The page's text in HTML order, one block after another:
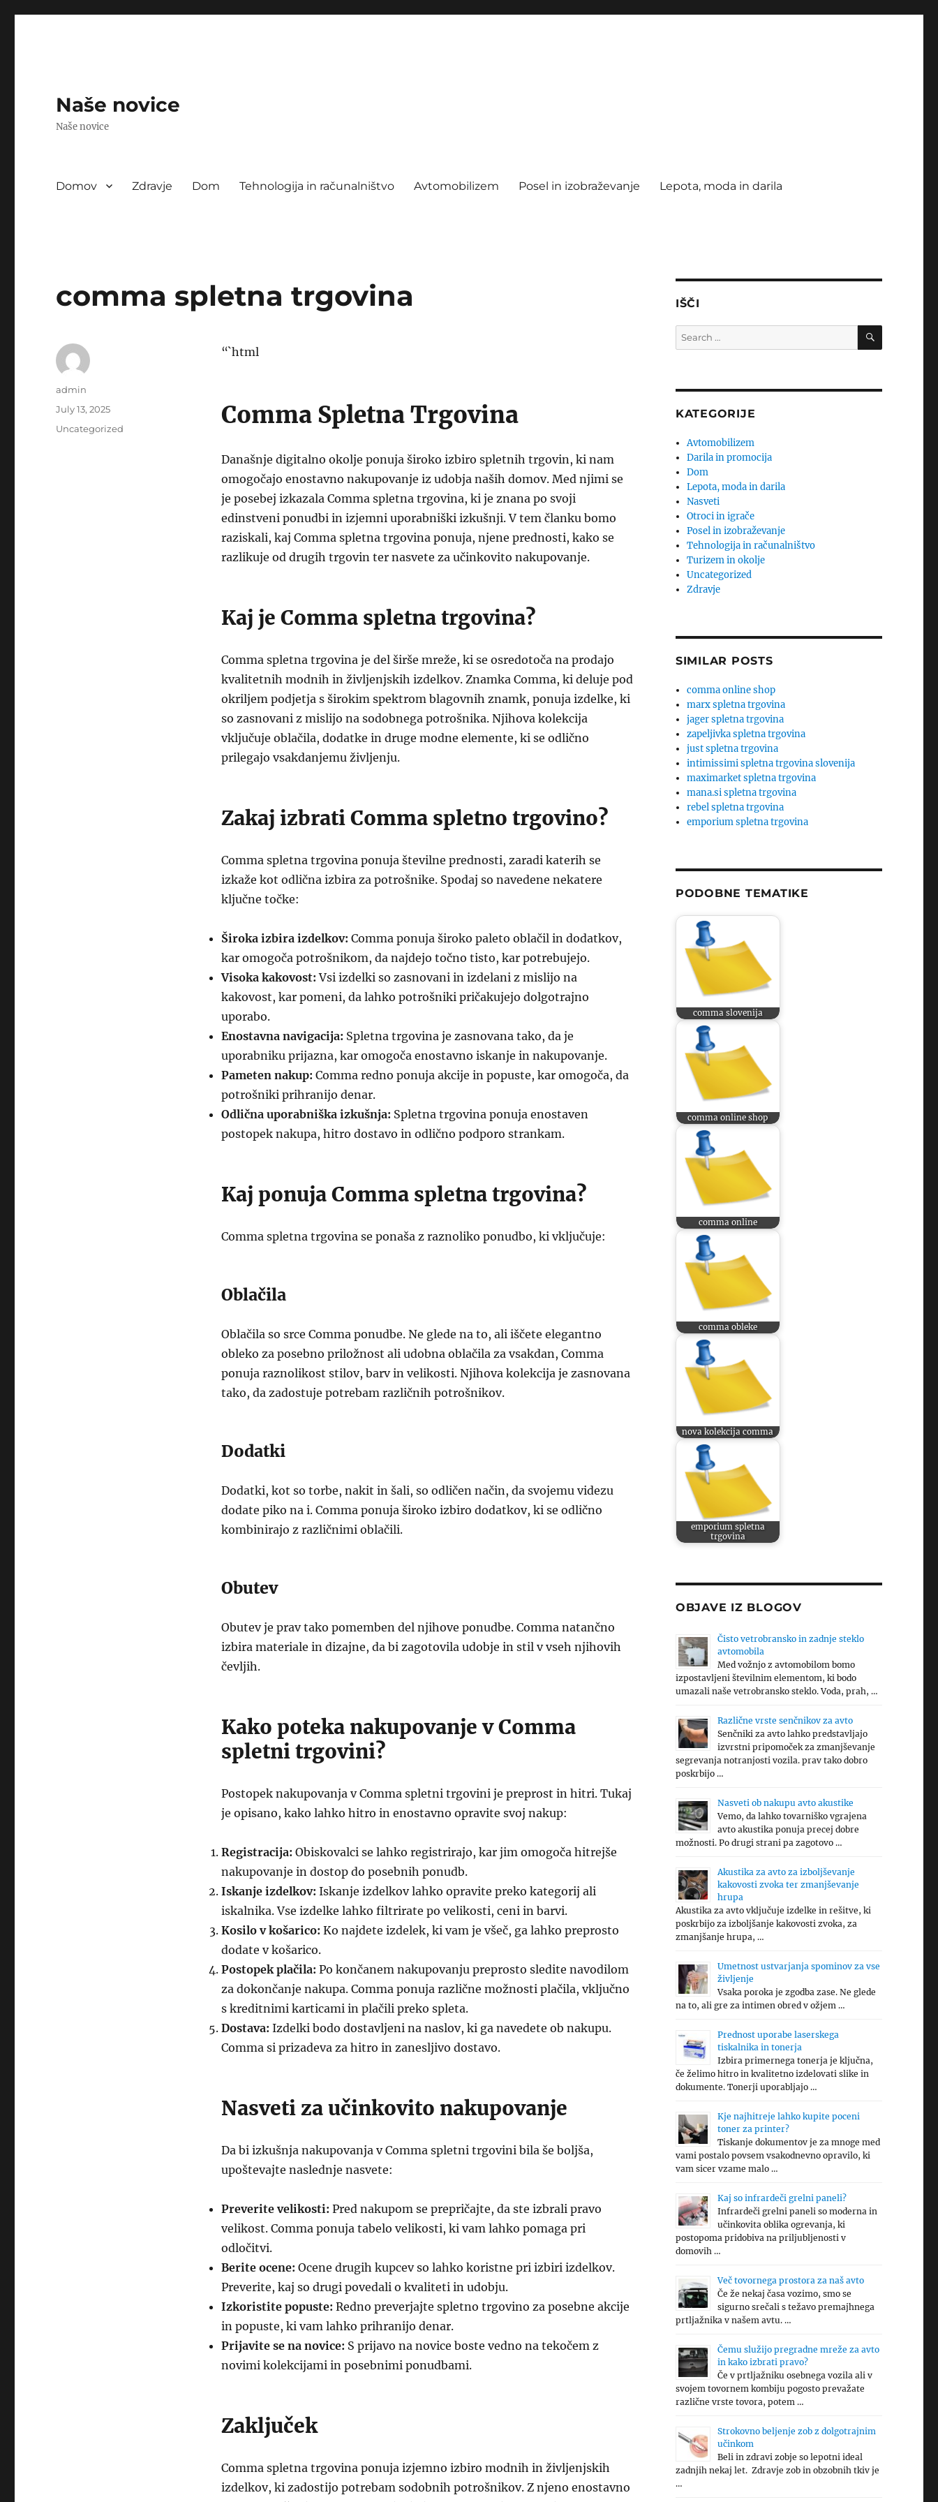
Naše novice
Naše novice
Domov Zdravje Dom Tehnologija in računalništvo Avtomobilizem Posel in izobraževanje Lepota, moda in darila
comma spletna trgovina
“`html
Comma Spletna Trgovina
Današnje digitalno okolje ponuja široko izbiro spletnih trgovin, ki nam
omogočajo enostavno nakupovanje iz udobja naših domov. Med njimi se
je posebej izkazala Comma spletna trgovina, ki je znana po svoji
edinstveni ponudbi in izjemni uporabniški izkušnji. V tem članku bomo
raziskali, kaj Comma spletna trgovina ponuja, njene prednosti, kako se
razlikuje od drugih trgovin ter nasvete za učinkovito nakupovanje.
Kaj je Comma spletna trgovina?
Comma spletna trgovina je del širše mreže, ki se osredotoča na prodajo
kvalitetnih modnih in življenjskih izdelkov. Znamka Comma, ki deluje pod
okriljem podjetja s širokim spektrom blagovnih znamk, ponuja izdelke, ki
so zasnovani z mislijo na sodobnega potrošnika. Njihova kolekcija
vključuje oblačila, dodatke in druge modne elemente, ki se odlično
prilegajo vsakdanjemu življenju.
Zakaj izbrati Comma spletno trgovino?
Comma spletna trgovina ponuja številne prednosti, zaradi katerih se
izkaže kot odlična izbira za potrošnike. Spodaj so navedene nekatere
ključne točke:
Široka izbira izdelkov: Comma ponuja široko paleto oblačil in dodatkov,
kar omogoča potrošnikom, da najdejo točno tisto, kar potrebujejo.
Visoka kakovost: Vsi izdelki so zasnovani in izdelani z mislijo na
kakovost, kar pomeni, da lahko potrošniki pričakujejo dolgotrajno
uporabo.
Enostavna navigacija: Spletna trgovina je zasnovana tako, da je
uporabniku prijazna, kar omogoča enostavno iskanje in nakupovanje.
Pameten nakup: Comma redno ponuja akcije in popuste, kar omogoča, da
potrošniki prihranijo denar.
Odlična uporabniška izkušnja: Spletna trgovina ponuja enostaven
postopek nakupa, hitro dostavo in odlično podporo strankam.
Kaj ponuja Comma spletna trgovina?
Comma spletna trgovina se ponaša z raznoliko ponudbo, ki vključuje:
Oblačila
Oblačila so srce Comma ponudbe. Ne glede na to, ali iščete elegantno
obleko za posebno priložnost ali udobna oblačila za vsakdan, Comma
ponuja raznolikost stilov, barv in velikosti. Njihova kolekcija je zasnovana
tako, da zadostuje potrebam različnih potrošnikov.
Dodatki
Dodatki, kot so torbe, nakit in šali, so odličen način, da svojemu videzu
dodate piko na i. Comma ponuja široko izbiro dodatkov, ki se odlično
kombinirajo z različnimi oblačili.
Obutev
Obutev je prav tako pomemben del njihove ponudbe. Comma natančno
izbira materiale in dizajne, da bi zagotovila udobje in stil v vseh njihovih
čevljih.
Kako poteka nakupovanje v Comma
spletni trgovini?
Postopek nakupovanja v Comma spletni trgovini je preprost in hitri. Tukaj
je opisano, kako lahko hitro in enostavno opravite svoj nakup:
Registracija: Obiskovalci se lahko registrirajo, kar jim omogoča hitrejše
nakupovanje in dostop do posebnih ponudb.
Iskanje izdelkov: Iskanje izdelkov lahko opravite preko kategorij ali
iskalnika. Vse izdelke lahko filtrirate po velikosti, ceni in barvi.
Kosilo v košarico: Ko najdete izdelek, ki vam je všeč, ga lahko preprosto
dodate v košarico.
Postopek plačila: Po končanem nakupovanju preprosto sledite navodilom
za dokončanje nakupa. Comma ponuja različne možnosti plačila, vključno
s kreditnimi karticami in plačili preko spleta.
Dostava: Izdelki bodo dostavljeni na naslov, ki ga navedete ob nakupu.
Comma si prizadeva za hitro in zanesljivo dostavo.
Nasveti za učinkovito nakupovanje
Da bi izkušnja nakupovanja v Comma spletni trgovini bila še boljša,
upoštevajte naslednje nasvete:
Preverite velikosti: Pred nakupom se prepričajte, da ste izbrali pravo
velikost. Comma ponuja tabelo velikosti, ki vam lahko pomaga pri
odločitvi.
Berite ocene: Ocene drugih kupcev so lahko koristne pri izbiri izdelkov.
Preverite, kaj so drugi povedali o kvaliteti in udobju.
Izkoristite popuste: Redno preverjajte spletno trgovino za posebne akcije
in popuste, ki vam lahko prihranijo denar.
Prijavite se na novice: S prijavo na novice boste vedno na tekočem z
novimi kolekcijami in posebnimi ponudbami.
Zaključek
Comma spletna trgovina ponuja izjemno izbiro modnih in življenjskih
izdelkov, ki zadostijo potrebam sodobnih potrošnikov. Z njeno enostavno
Author
admin
Posted
July 13, 2025
Categories
Uncategorized
IŠČI
Search
for:
SEARCH
KATEGORIJE
Avtomobilizem
Darila in promocija
Dom
Lepota, moda in darila
Nasveti
Otroci in igrače
Posel in izobraževanje
Tehnologija in računalništvo
Turizem in okolje
Uncategorized
Zdravje
SIMILAR POSTS
comma online shop
marx spletna trgovina
jager spletna trgovina
zapeljivka spletna trgovina
just spletna trgovina
intimissimi spletna trgovina slovenija
maximarket spletna trgovina
mana.si spletna trgovina
rebel spletna trgovina
emporium spletna trgovina
PODOBNE TEMATIKE
comma slovenija
comma online shop
comma online
comma obleke
nova kolekcija comma
emporium spletna
trgovina
OBJAVE IZ BLOGOV
Čisto vetrobransko in zadnje steklo
avtomobila
Med vožnjo z avtomobilom bomo
izpostavljeni številnim elementom, ki bodo
umazali naše vetrobransko steklo. Voda, prah, …
Različne vrste senčnikov za avto
Senčniki za avto lahko predstavljajo
izvrstni pripomoček za zmanjševanje
segrevanja notranjosti vozila. prav tako dobro
poskrbijo …
Nasveti ob nakupu avto akustike
Vemo, da lahko tovarniško vgrajena
avto akustika ponuja precej dobre
možnosti. Po drugi strani pa zagotovo …
Akustika za avto za izboljševanje
kakovosti zvoka ter zmanjševanje
hrupa
Akustika za avto vključuje izdelke in rešitve, ki
poskrbijo za izboljšanje kakovosti zvoka, za
zmanjšanje hrupa, …
Umetnost ustvarjanja spominov za vse
življenje
Vsaka poroka je zgodba zase. Ne glede
na to, ali gre za intimen obred v ožjem …
Prednost uporabe laserskega
tiskalnika in tonerja
Izbira primernega tonerja je ključna,
če želimo hitro in kvalitetno izdelovati slike in
dokumente. Tonerji uporabljajo …
Kje najhitreje lahko kupite poceni
toner za printer?
Tiskanje dokumentov je za mnoge med
vami postalo povsem vsakodnevno opravilo, ki
vam sicer vzame malo …
Kaj so infrardeči grelni paneli?
Infrardeči grelni paneli so moderna in
učinkovita oblika ogrevanja, ki
postopoma pridobiva na priljubljenosti v
domovih …
Več tovornega prostora za naš avto
Če že nekaj časa vozimo, smo se
sigurno srečali s težavo premajhnega
prtljažnika v našem avtu. …
Čemu služijo pregradne mreže za avto
in kako izbrati pravo?
Če v prtljažniku osebnega vozila ali v
svojem tovornem kombiju pogosto prevažate
različne vrste tovora, potem …
Strokovno beljenje zob z dolgotrajnim
učinkom
Beli in zdravi zobje so lepotni ideal
zadnjih nekaj let. Zdravje zob in obzobnih tkiv je
…